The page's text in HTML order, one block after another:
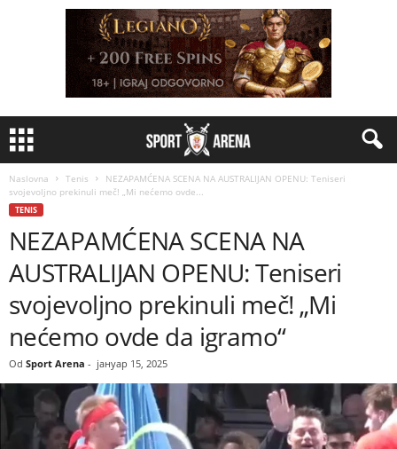
Naslovna Tenis
NEZAPAMĆENA SCENA NA AUSTRALIJAN OPENU: Teniseri
svojevoljno prekinuli meč! „Mi nećemo ovde...
TENIS
NEZAPAMĆENA SCENA NA
AUSTRALIJAN OPENU: Teniseri
svojevoljno prekinuli meč! „Mi
nećemo ovde da igramo“
Od Sport Arena - јануар 15, 2025